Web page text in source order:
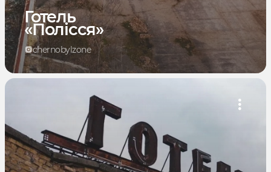
Готель
«Полісся»
chernobylzone